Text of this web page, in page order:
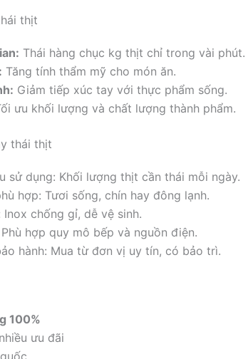
thịt
Thái hàng chục kg thịt chỉ trong vài phút.
Tăng tính thẩm mỹ cho món ăn.
Giảm tiếp xúc tay với thực phẩm sống.
ưu khối lượng và chất lượng thành phẩm.
thái thịt
sử dụng: Khối lượng thịt cần thái mỗi ngày.
hợp: Tươi sống, chín hay đông lạnh.
chống gỉ, dễ vệ sinh.
hợp quy mô bếp và nguồn điện.
hành: Mua từ đơn vị uy tín, có bảo trì.
100%
ưu đãi